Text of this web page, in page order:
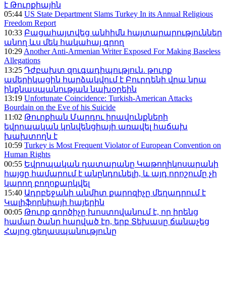
է Թուրքիային
05:44 US State Department Slams Turkey In its Annual Religious
Freedom Report
10:33 Բացահայտվեց անհիմն հայտարարություններ
անող ևս մեկ հակահայ գրող
10:29 Another Anti-Armenian Writer Exposed For Making Baseless
Allegations
13:25 Դժբախտ զուգադիպություն. թուրք
ամերիկացին հարձակվում է Բուրդենի վրա նրա
ինքնասպանության նախօրեին
13:19 Unfortunate Coincidence: Turkish-American Attacks
Bourdain on the Eve of his Suicide
11:02 Թուրքիան Մարդու իրավունքների
եվրոպական կոնվենցիայի առավել հաճախ
խախտողն է
10:59 Turkey is Most Frequent Violator of European Convention on
Human Rights
00:55 Եվրոպական դատարանը Կաթողիկոսարանի
հայցը համարում է անընդունելի, և այդ որոշումը չի
կարող բողոքարկվել
15:40 Ադրբեջանի անմիտ քարոզիչը մեղադրում է
Կալիֆորնիայի հայերին
00:05 Թուրք գործիչը խոստովանում է, որ իրենց
համար ծանր հարված էր, երբ Տեխասը ճանաչեց
Հայոց ցեղասպանությունը